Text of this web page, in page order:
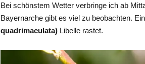
Bei schönstem Wetter verbringe ich ab
Bayernarche gibt es viel zu beobachten.
quadrimaculata) Libelle rastet.